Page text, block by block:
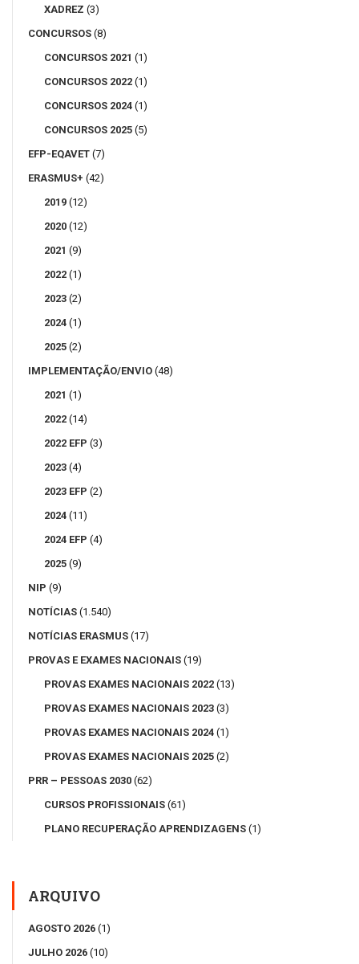
XADREZ (3)
CONCURSOS (8)
CONCURSOS 2021 (1)
CONCURSOS 2022 (1)
CONCURSOS 2024 (1)
CONCURSOS 2025 (5)
EFP-EQAVET (7)
ERASMUS+ (42)
2019 (12)
2020 (12)
2021 (9)
2022 (1)
2023 (2)
2024 (1)
2025 (2)
IMPLEMENTAÇÃO/ENVIO (48)
2021 (1)
2022 (14)
2022 EFP (3)
2023 (4)
2023 EFP (2)
2024 (11)
2024 EFP (4)
2025 (9)
NIP (9)
NOTÍCIAS (1.540)
NOTÍCIAS ERASMUS (17)
PROVAS E EXAMES NACIONAIS (19)
PROVAS EXAMES NACIONAIS 2022 (13)
PROVAS EXAMES NACIONAIS 2023 (3)
PROVAS EXAMES NACIONAIS 2024 (1)
PROVAS EXAMES NACIONAIS 2025 (2)
PRR – PESSOAS 2030 (62)
CURSOS PROFISSIONAIS (61)
PLANO RECUPERAÇÃO APRENDIZAGENS (1)
ARQUIVO
AGOSTO 2026 (1)
JULHO 2026 (10)